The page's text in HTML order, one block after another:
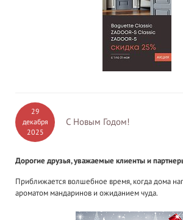
29
декабря
2025
С Новым Годом!
Дорогие друзья, уважаемые клиенты и
Приближается волшебное время, когда дома
ароматом мандаринов и ожиданием чуда.